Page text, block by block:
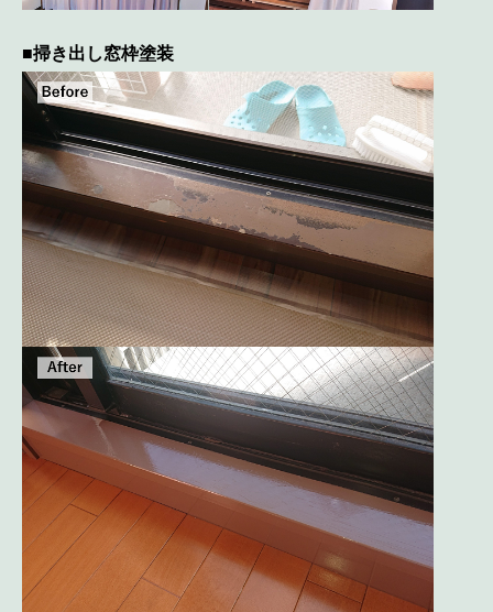
■掃き出し窓枠塗装